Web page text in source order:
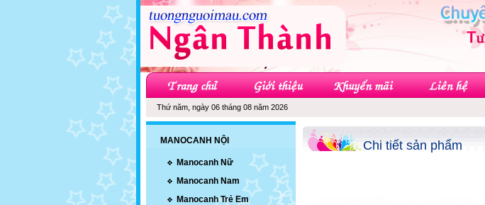
Thứ năm, ngày 06 tháng 08 năm 2026
MANOCANH NỘI
Manocanh Nữ
Manocanh Nam
Manocanh Trẻ Em
Chi tiết sản phẩm